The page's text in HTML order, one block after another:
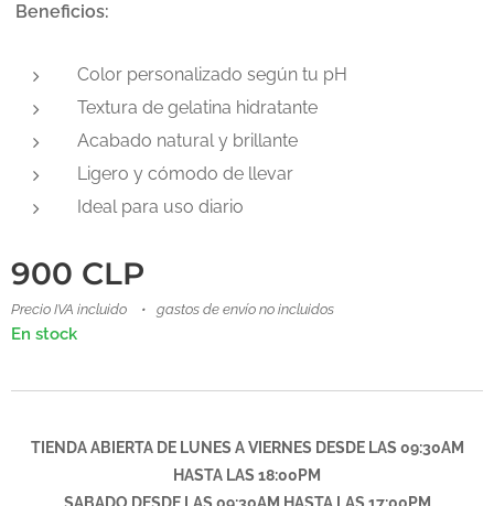
Beneficios:
Color personalizado según tu pH
Textura de gelatina hidratante
Acabado natural y brillante
Ligero y cómodo de llevar
Ideal para uso diario
900 CLP
Precio IVA incluido gastos de envío no incluidos
En stock
TIENDA ABIERTA DE LUNES A VIERNES DESDE LAS 09:30AM
HASTA LAS 18:00PM